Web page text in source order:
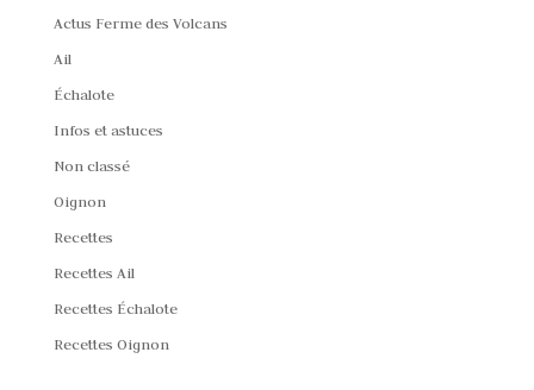
Actus Ferme des Volcans
Ail
Échalote
Infos et astuces
Non classé
Oignon
Recettes
Recettes Ail
Recettes Échalote
Recettes Oignon